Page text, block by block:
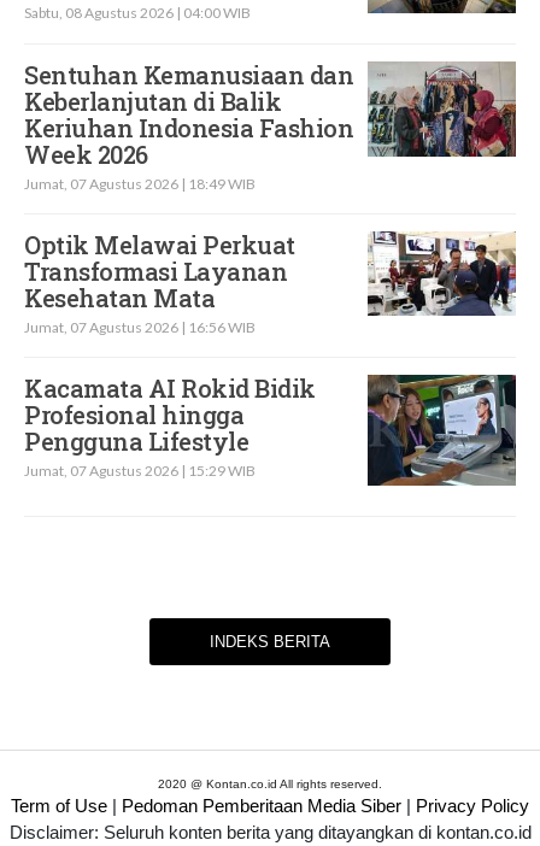
Sabtu, 08 Agustus 2026 | 04:00 WIB
Sentuhan Kemanusiaan dan
Keberlanjutan di Balik
Keriuhan Indonesia Fashion
Week 2026
Jumat, 07 Agustus 2026 | 18:49 WIB
Optik Melawai Perkuat
Transformasi Layanan
Kesehatan Mata
Jumat, 07 Agustus 2026 | 16:56 WIB
Kacamata AI Rokid Bidik
Profesional hingga
Pengguna Lifestyle
Jumat, 07 Agustus 2026 | 15:29 WIB
INDEKS BERITA
2020 @ Kontan.co.id All rights reserved.
Term of Use | Pedoman Pemberitaan Media Siber | Privacy Policy
Disclaimer: Seluruh konten berita yang ditayangkan di kontan.co.id